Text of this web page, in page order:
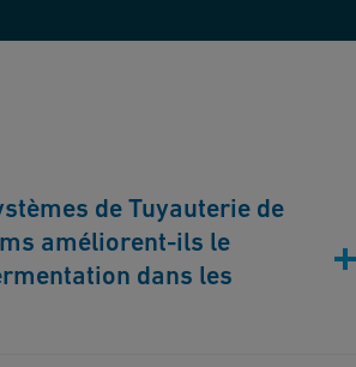
de Tuyauterie de
améliorent-ils le
dans les